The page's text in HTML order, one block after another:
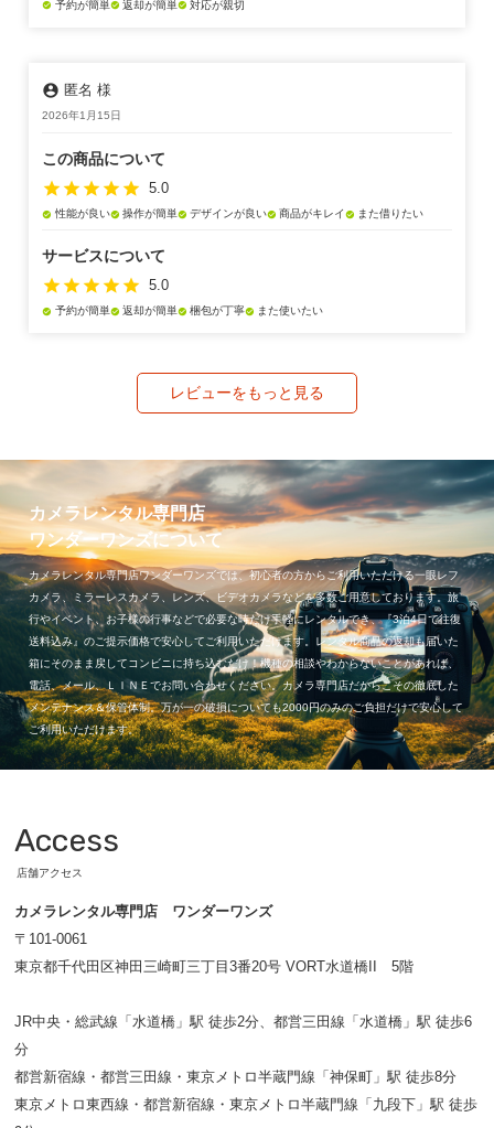
check_circle 予約が簡単check_circle 返却が簡単check_circle 対応が親切
account_circle 匿名 様
2026年1月15日
この商品について
star star star star star 5.0
check_circle 性能が良いcheck_circle 操作が簡単check_circle デザインが良いcheck_circle 商品がキレイcheck_circle また借りたい
サービスについて
star star star star star 5.0
check_circle 予約が簡単check_circle 返却が簡単check_circle 梱包が丁寧check_circle また使いたい
レビューをもっと見る
カメラレンタル専門店
ワンダーワンズについて
カメラレンタル専門店ワンダーワンズでは、初心者の方からご利用いただける一眼レフ
カメラ、ミラーレスカメラ、レンズ、ビデオカメラなどを多数ご用意しております。旅
行やイベント、お子様の行事などで必要な時だけ手軽にレンタルでき、『3泊4日で往復
送料込み』のご提示価格で安心してご利用いただけます。レンタル商品の返却も届いた
箱にそのまま戻してコンビニに持ち込むだけ！機種の相談やわからないことがあれば、
電話、メール、ＬＩＮＥでお問い合わせください。カメラ専門店だからこその徹底した
メンテナンス＆保管体制。万が一の破損についても2000円のみのご負担だけで安心して
ご利用いただけます。
Access
店舗アクセス
カメラレンタル専門店 ワンダーワンズ
〒101-0061
東京都千代田区神田三崎町三丁目3番20号 VORT水道橋II 5階
JR中央・総武線「水道橋」駅 徒歩2分、都営三田線「水道橋」駅 徒歩6
分
都営新宿線・都営三田線・東京メトロ半蔵門線「神保町」駅 徒歩8分
東京メトロ東西線・都営新宿線・東京メトロ半蔵門線「九段下」駅 徒歩